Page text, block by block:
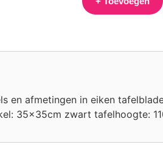
afmetingen in eiken
35x35cm zwart tafelhoogte: